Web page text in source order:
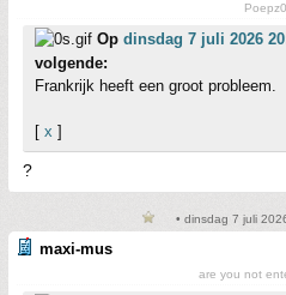
Op dinsdag 7 juli 2026
volgende:
Frankrijk heeft een groot probleem.
[ x ]
?
• dinsdag 7 juli
maxi-mus
are you not